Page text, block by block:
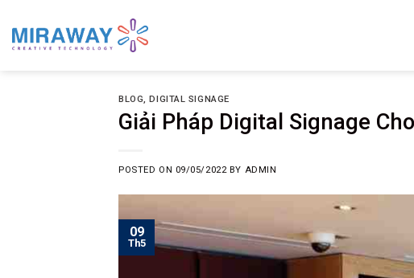
content
BLOG,DIGITAL SIGNAGE
Giải Pháp Digital Signage
POSTED ON 09/05/2022BY ADMIN
09
Th5